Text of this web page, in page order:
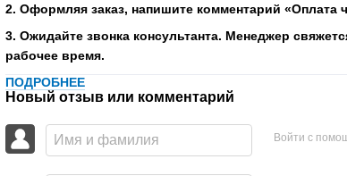
2. Оформляя заказ, напишите комментарий «Оплата
3. Ожидайте звонка консультанта. Менеджер
рабочее время.
ПОДРОБНЕЕ
Новый отзыв или комментарий
Войти с